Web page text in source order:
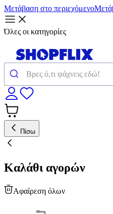
Μετάβαση στο περιεχόμενο
Όλες οι κατηγορίες
Πίσω
Καλάθι αγορών
Αφαίρεση όλων